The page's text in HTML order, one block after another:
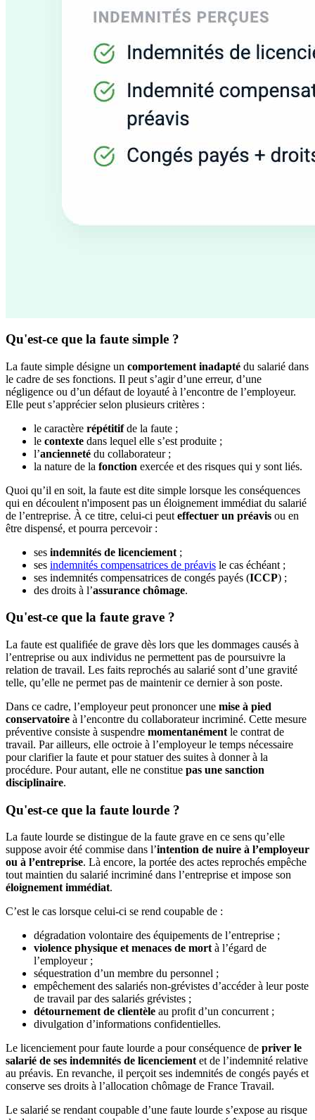
Qu'est-ce que la faute simple ?
La faute simple désigne un comportement inadapté du salarié dans
le cadre de ses fonctions. Il peut s’agir d’une erreur, d’une
négligence ou d’un défaut de loyauté à l’encontre de l’employeur.
Elle peut s’apprécier selon plusieurs critères :
le caractère répétitifde la faute ;
le contexte dans lequel elle s’est produite ;
l’ancienneté du collaborateur ;
la nature de la fonction exercée et des risques qui y sont liés.
Quoi qu’il en soit, la faute est dite simple lorsque les conséquences
qui en découlent n'imposent pas un éloignement immédiat du salarié
de l’entreprise. À ce titre, celui-ci peut effectuer un préavis ou en
être dispensé, et pourra percevoir :
ses indemnités de licenciement ;
ses indemnités compensatrices de préavis le cas échéant ;
ses indemnités compensatrices de congés payés (ICCP) ;
des droits à l’assurance chômage.
Qu'est-ce que la faute grave ?
La faute est qualifiée de grave dès lors que les dommages causés à
l’entreprise ou aux individus ne permettent pas de poursuivre la
relation de travail. Les faits reprochés au salarié sont d’une gravité
telle, qu’elle ne permet pas de maintenir ce dernier à son poste.
Dans ce cadre, l’employeur peut prononcer une mise à pied
conservatoire à l’encontre du collaborateur incriminé. Cette mesure
préventive consiste à suspendre momentanément le contrat de
travail. Par ailleurs, elle octroie à l’employeur le temps nécessaire
pour clarifier la faute et pour statuer des suites à donner à la
procédure. Pour autant, elle ne constitue pas une sanction
disciplinaire.
Qu'est-ce que la faute lourde ?
La faute lourde se distingue de la faute grave en ce sens qu’elle
suppose avoir été commise dans l’intention de nuire à l’employeur
ou à l’entreprise. Là encore, la portée des actes reprochés empêche
tout maintien du salarié incriminé dans l’entreprise et impose son
éloignement immédiat.
C’est le cas lorsque celui-ci se rend coupable de :
dégradation volontaire des équipements de l’entreprise ;
violence physique et menaces de mortà l’égard de
l’employeur ;
séquestration d’un membre du personnel ;
empêchement des salariés non-grévistes d’accéder à leur poste
de travail par des salariés grévistes ;
détournement de clientèle au profit d’un concurrent ;
divulgation d’informations confidentielles.
Le licenciement pour faute lourde a pour conséquence de priver le
salarié de ses indemnités de licenciementet de l’indemnité relative
au préavis. En revanche, il perçoit ses indemnités de congés payés et
conserve ses droits à l’allocation chômage de France Travail.
Le salarié se rendant coupable d’une faute lourde s’expose au risque